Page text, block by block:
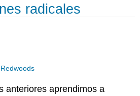
radicales
anteriores aprendimos a